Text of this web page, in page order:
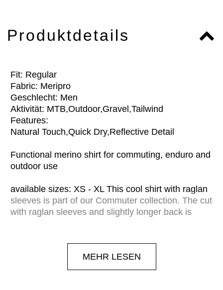
Produktdetails
Fit: Regular
Fabric: Meripro
Geschlecht: Men
Aktivität: MTB,Outdoor,Gravel,Tailwind
Features:
Natural Touch,Quick Dry,Reflective Detail
Functional merino shirt for commuting, enduro and
outdoor use
available sizes: XS - XL This cool shirt with raglan
sleeves is part of our Commuter collection. The cut
with raglan sleeves and slightly longer back is
content ensures a very natural feel and a
comfortable fit, plus it doesn't need to be washed
as often, which helps to save water and energy. A
MEHR LESEN